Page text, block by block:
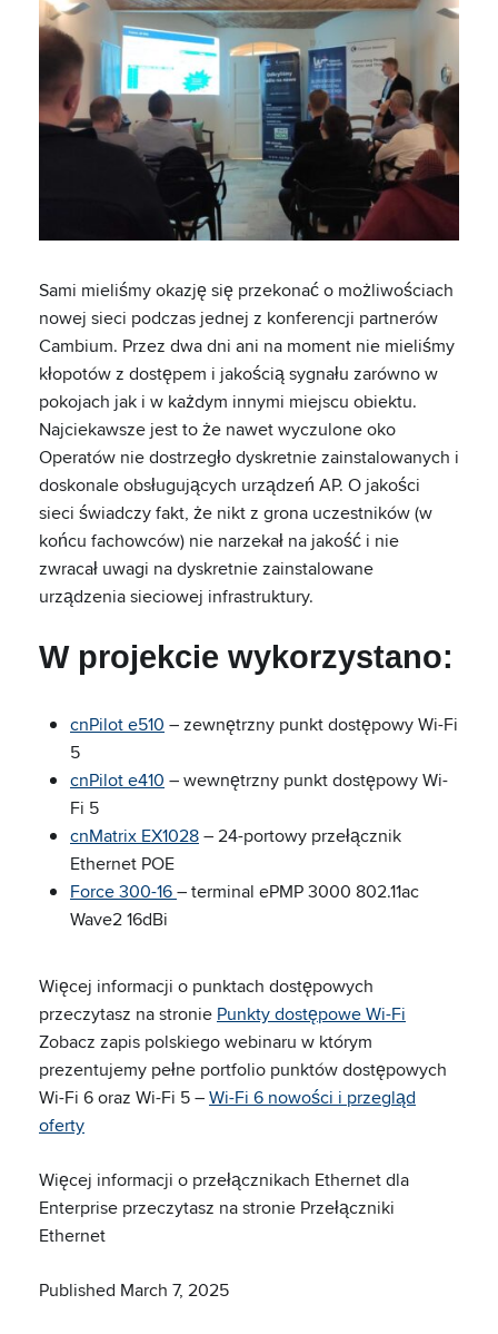
Sami mieliśmy okazję się przekonać o możliwościach
nowej sieci podczas jednej z konferencji partnerów
Cambium. Przez dwa dni ani na moment nie mieliśmy
kłopotów z dostępem i jakością sygnału zarówno w
pokojach jak i w każdym innymi miejscu obiektu.
Najciekawsze jest to że nawet wyczulone oko
Operatów nie dostrzegło dyskretnie zainstalowanych i
doskonale obsługujących urządzeń AP. O jakości
sieci świadczy fakt, że nikt z grona uczestników (w
końcu fachowców) nie narzekał na jakość i nie
zwracał uwagi na dyskretnie zainstalowane
urządzenia sieciowej infrastruktury.
W projekcie wykorzystano:
cnPilot e510 – zewnętrzny punkt dostępowy Wi-Fi
5
cnPilot e410 – wewnętrzny punkt dostępowy Wi-
Fi 5
cnMatrix EX1028– 24-portowy przełącznik
Ethernet POE
Force 300-16– terminal ePMP 3000 802.11ac
Wave2 16dBi
Więcej informacji o punktach dostępowych
przeczytasz na stronie Punkty dostępowe Wi-Fi
Zobacz zapis polskiego webinaru w którym
prezentujemy pełne portfolio punktów dostępowych
Wi-Fi 6 oraz Wi-Fi 5 –Wi-Fi 6 nowości i przegląd
oferty
Więcej informacji o przełącznikach Ethernet dla
Enterprise przeczytasz na stronie Przełączniki
Ethernet
Published March 7, 2025